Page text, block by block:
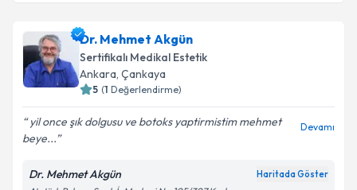
kapsamda işlenmesini kabul ediyorum.
Takvim Talebini Gönder
Uzm. Dr. Gülşen Kurtiçin randevu takvimi talebi
oluşturun. Size bu uzmandan randevu almanız için bir
takvim hazırlandığında e-posta ile bilgilendireceğiz.
Kişisel verilerimin işlenmesine ilişkin
Aydınlatma
Dr. Mehmet Akgün
Sertifikalı Medikal Estetik
Ankara, Çankaya
5 (1 Değerlendirme)
yil once şık dolgusu ve botoks yaptirmistim mehmet
beye...
Devamı
Dr. Mehmet Akgün Haritada Göster